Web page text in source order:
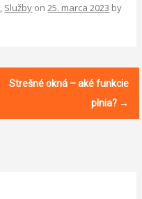
Služby on25. marca 2023 by
Strešné okná – aké funkcie
plnia? →